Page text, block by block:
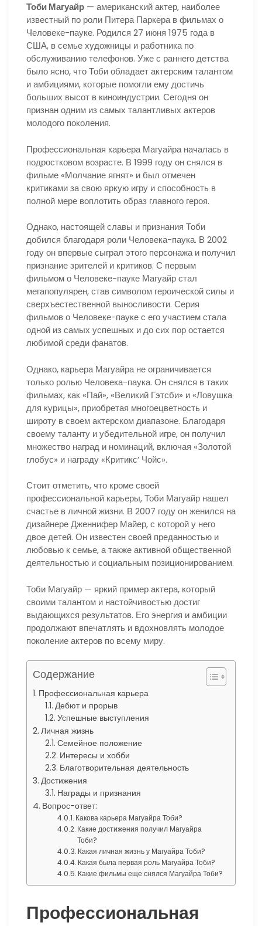
Тоби Магуайр — американский актер, наиболее
известный по роли Питера Паркера в фильмах о
Человеке-пауке. Родился 27 июня 1975 года в
США, в семье художницы и работника по
обслуживанию телефонов. Уже с раннего детства
было ясно, что Тоби обладает актерским талантом
и амбициями, которые помогли ему достичь
больших высот в киноиндустрии. Сегодня он
признан одним из самых талантливых актеров
молодого поколения.
Профессиональная карьера Магуайра началась в
подростковом возрасте. В 1999 году он снялся в
фильме «Молчание ягнят» и был отмечен
критиками за свою яркую игру и способность в
полной мере воплотить образ главного героя.
Однако, настоящей славы и признания Тоби
добился благодаря роли Человека-паука. В 2002
году он впервые сыграл этого персонажа и получил
признание зрителей и критиков. С первым
фильмом о Человеке-пауке Магуайр стал
мегапопулярен, став символом героической силы и
сверхъестественной выносливости. Серия
фильмов о Человеке-пауке с его участием стала
одной из самых успешных и до сих пор остается
любимой среди фанатов.
Однако, карьера Магуайра не ограничивается
только ролью Человека-паука. Он снялся в таких
фильмах, как «Пай», «Великий Гэтсби» и «Ловушка
для курицы», приобретая многоецветность и
широту в своем актерском диапазоне. Благодаря
своему таланту и убедительной игре, он получил
множество наград и номинаций, включая «Золотой
глобус» и награду «Критикс’ Чойс».
Стоит отметить, что кроме своей
профессиональной карьеры, Тоби Магуайр нашел
счастье в личной жизни. В 2007 году он женился на
дизайнере Дженнифер Майер, с которой у него
двое детей. Он известен своей преданностью и
любовью к семье, а также активной общественной
деятельностью и социальным позиционированием.
Тоби Магуайр — яркий пример актера, который
своими талантом и настойчивостью достиг
выдающихся результатов. Его энергия и амбиции
продолжают впечатлять и вдохновлять молодое
поколение актеров по всему миру.
Содержание
Профессиональная карьера
Дебют и прорыв
Успешные выступления
Личная жизнь
Семейное положение
Интересы и хобби
Благотворительная деятельность
Достижения
Награды и признания
Вопрос-ответ:
Какова карьера Магуайра Тоби?
Какие достижения получил Магуайра
Тоби?
Какая личная жизнь у Магуайра Тоби?
Какая была первая роль Магуайра Тоби?
Какие фильмы еще снялся Магуайра Тоби?
Профессиональная